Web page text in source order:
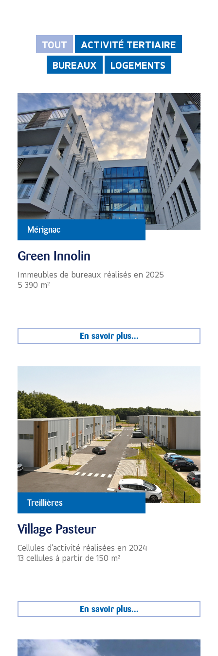
TOUT
ACTIVITÉ TERTIAIRE
BUREAUX
LOGEMENTS
Mérignac
Green Innolin
Immeubles de bureaux réalisés en 2025
5 390 m²
En savoir plus...
Treillières
Village Pasteur
Cellules d'activité réalisées en 2024
13 cellules à partir de 150 m²
En savoir plus...